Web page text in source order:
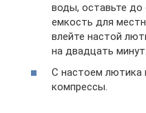
воды, оставьте до
емкость для
влейте настой
на двадцать минут.
С настоем лютика
компрессы.